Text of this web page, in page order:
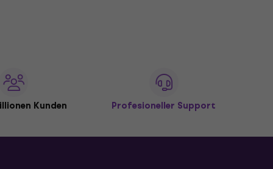
Kunden Profesioneller Support